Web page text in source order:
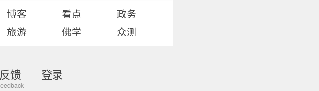
博客 看点
政务
旅游 佛学 众测
反馈 登录